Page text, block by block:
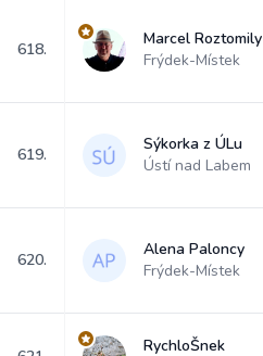
618.
Marcel Roztomily
Frýdek-Místek
619.
Sýkorka z ÚLu
Ústí nad Labem
620.
Alena Paloncy
Frýdek-Místek
RychloŠnek